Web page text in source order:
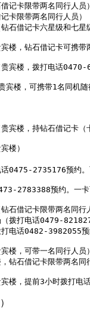
记卡限带两名同行人员）
卡限带两名同行人员）
石借记卡六星级和七星
楼，钻石借记卡可携
宾楼，拨打电话
宾楼，可携带1名同机
宾楼，持钻石借记卡
楼）
0475-2735176预约
2783388预约。一
石借记卡限带两名同行
（拨打电话0479-
电话0482-3982055预
楼，可带一名同行人员）
钻石借记卡限带两名同
宾楼，提前3小时拨打
）